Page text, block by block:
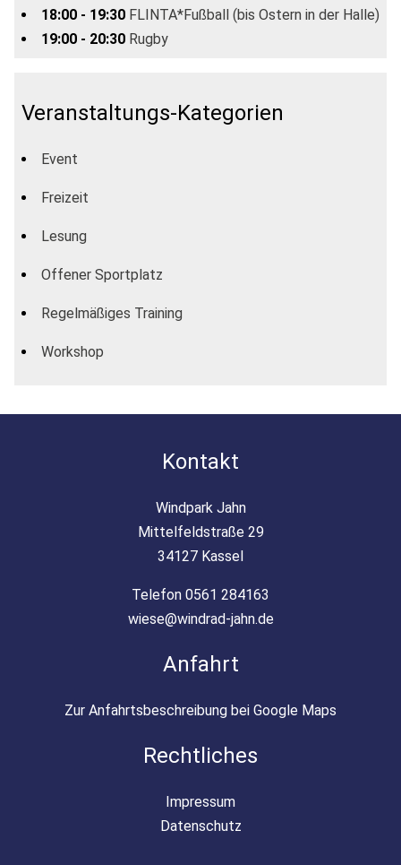
18:00 - 19:30 FLINTA*Fußball (bis Ostern in der Halle)
19:00 - 20:30 Rugby
Veranstaltungs-Kategorien
Event
Freizeit
Lesung
Offener Sportplatz
Regelmäßiges Training
Workshop
Kontakt
Windpark Jahn
Mittelfeldstraße 29
34127 Kassel
Telefon 0561 284163
wiese@windrad-jahn.de
Anfahrt
Zur Anfahrtsbeschreibung bei Google Maps
Rechtliches
Impressum
Datenschutz